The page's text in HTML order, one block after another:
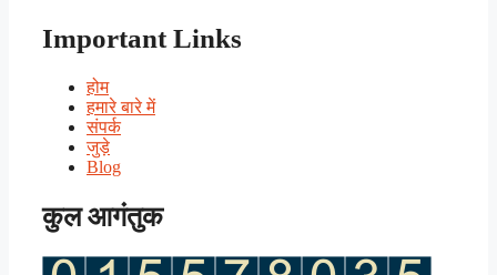
Important Links
होम
हमारे बारे में
संपर्क
जुड़े
Blog
कुल आगंतुक